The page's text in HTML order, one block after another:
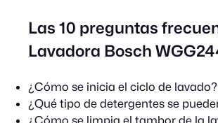
Las 10 preguntas
Lavadora Bosch
¿Cómo se inicia el ciclo de lavado?
¿Qué tipo de detergentes se
¿Cómo se limpia el tambor de la